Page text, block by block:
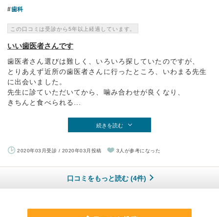
歯科
この口コミは受診から5年以上経過しています。
いい歯医者さんです
歯医者さん選びは難しく、いろいろ探していたのですが、
とりあえず近所の歯医者さんに行ったところ、いわまる先生
に出会いました。
先生に診ていただいてから、噛み合わせが良くなり、
きちんと食べられる...
続きを読む
2020年03月受診 / 2020年03月投稿 3人が参考になった
口コミをもっと読む (4件)